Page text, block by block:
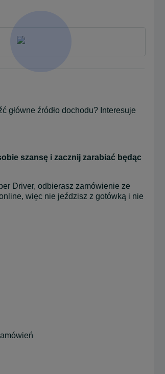
główne źródło dochodu? Interesuje
szansę i zacznij zarabiać będąc
Driver, odbierasz zamówienie ze
więc nie jeździsz z gotówką i nie